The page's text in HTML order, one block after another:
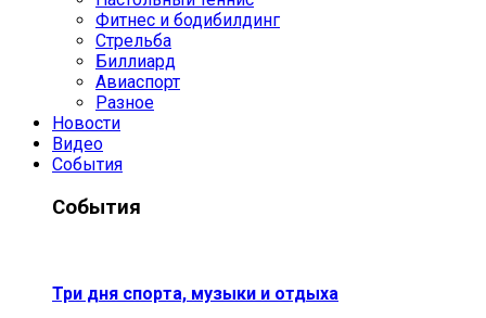
Фитнес и бодибилдинг
Стрельба
Биллиард
Авиаспорт
Разное
Новости
Видео
События
События
Три дня спорта, музыки и отдыха